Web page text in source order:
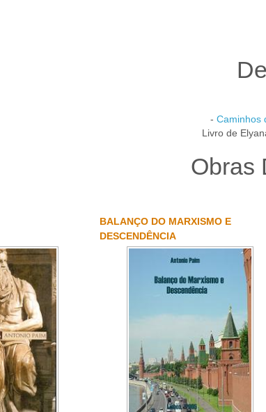
- Caminhos
Livro de
Obras
BALANÇO DO MARXISMO E
DESCENDÊNCIA